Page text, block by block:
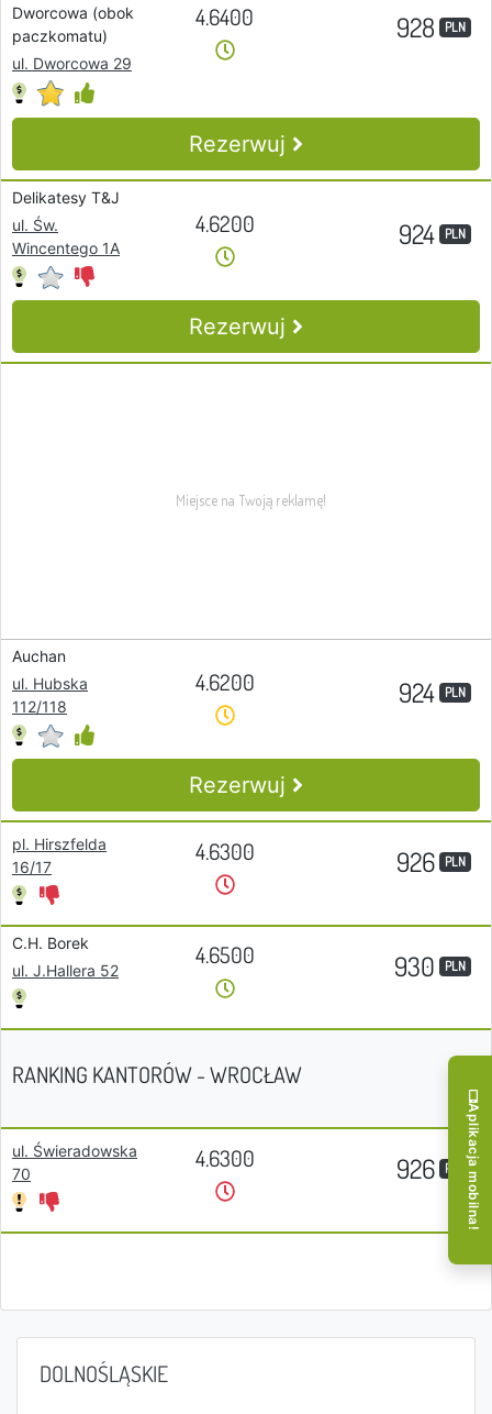
Dworcowa (obok
paczkomatu)
ul. Dworcowa 29
4.6400 928 PLN
Rezerwuj
Delikatesy T&J
ul. Św.
Wincentego 1A
4.6200 924 PLN
Rezerwuj
Auchan
ul. Hubska
112/118
4.6200 924 PLN
Rezerwuj
pl. Hirszfelda
16/17
4.6300 926 PLN
C.H. Borek
ul. J.Hallera 52
4.6500 930 PLN
RANKING KANTORÓW - WROCŁAW
ul. Świeradowska
70
4.6300 926 PLN
DOLNOŚLĄSKIE
Aplikacja mobilna!